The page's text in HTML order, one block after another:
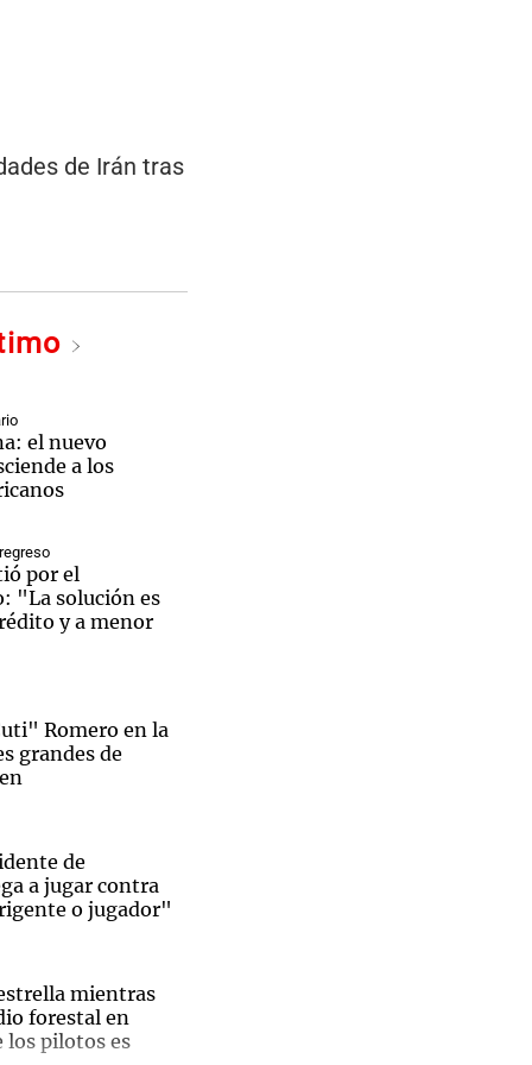
de Irán tras
el nuevo
a los
por el
"La solución es
y a menor
Romero en la
grandes de
de
a jugar contra
o jugador"
mientras
forestal en
los pilotos es